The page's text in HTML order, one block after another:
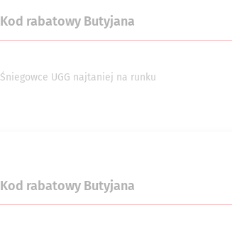
Kod rabatowy Butyjana
Śniegowce UGG najtaniej na runku
Kod rabatowy Butyjana